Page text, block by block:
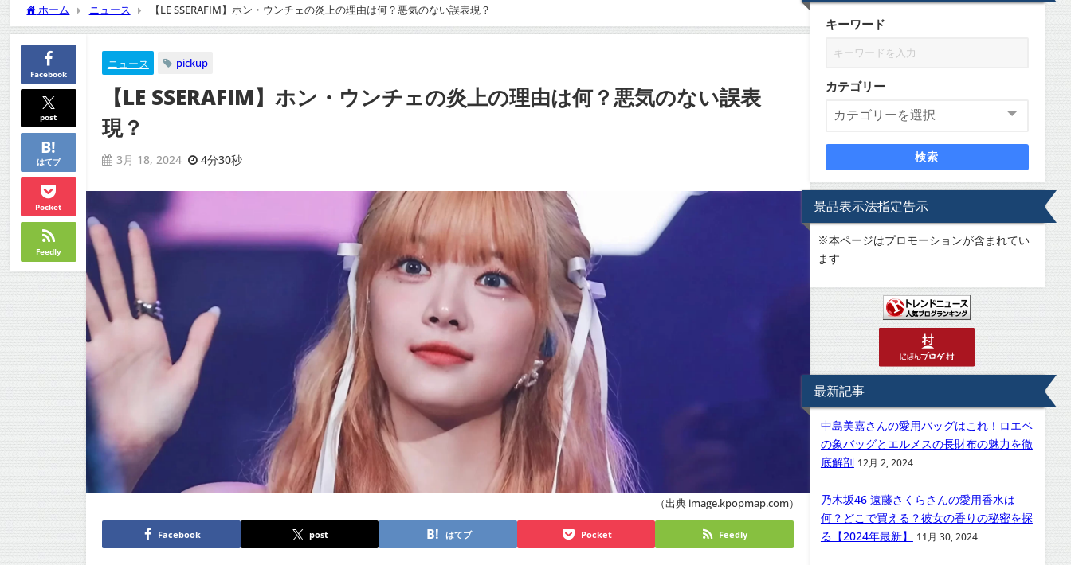
ホーム ニュース 【LE SSERAFIM】ホン・ウンチェの炎上の理由は何？悪気のない誤表現？
Facebook
post
はてブ
Pocket
Feedly
ニュース pickup
【LE SSERAFIM】ホン・ウンチェの炎上の理由は何？悪気のない誤表
現？
3月 18, 2024 4分30秒
（出典 image.kpopmap.com）
Facebook post はてブ Pocket Feedly
キーワード
カテゴリー
検索
景品表示法指定告示
※本ページはプロモーションが含まれてい
ます
最新記事
中島美嘉さんの愛用バッグはこれ！ロエベ
の象バッグとエルメスの長財布の魅力を徹
底解剖 12月 2, 2024
乃木坂46 遠藤さくらさんの愛用香水は
何？どこで買える？彼女の香りの秘密を探
る【2024年最新】
11月 30, 2024